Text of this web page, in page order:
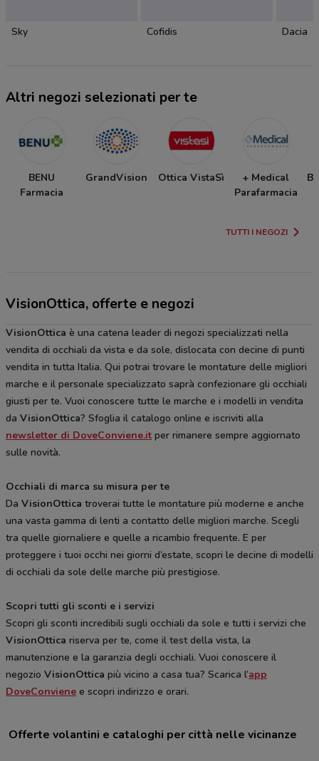
Sky Cofidis Dacia
Altri negozi selezionati per te
BENU
Farmacia
GrandVision Ottica VistaSì
+ Medical
Parafarmacia
TUTTI I NEGOZI
VisionOttica, offerte e negozi
VisionOttica è una catena leader di negozi specializzati nella
vendita di occhiali da vista e da sole, dislocata con decine di punti
vendita in tutta Italia. Qui potrai trovare le montature delle migliori
marche e il personale specializzato saprà confezionare gli occhiali
giusti per te. Vuoi conoscere tutte le marche e i modelli in vendita
da VisionOttica? Sfoglia il catalogo online e iscriviti alla
newsletter di DoveConviene.it per rimanere sempre aggiornato
sulle novità.
Occhiali di marca su misura per te
Da VisionOttica troverai tutte le montature più moderne e anche
una vasta gamma di lenti a contatto delle migliori marche. Scegli
tra quelle giornaliere e quelle a ricambio frequente. E per
proteggere i tuoi occhi nei giorni d’estate, scopri le decine di modelli
di occhiali da sole delle marche più prestigiose.
Scopri tutti gli sconti e i servizi
Scopri gli sconti incredibili sugli occhiali da sole e tutti i servizi che
VisionOttica riserva per te, come il test della vista, la
manutenzione e la garanzia degli occhiali. Vuoi conoscere il
negozio VisionOttica più vicino a casa tua? Scarica l’app
DoveConviene e scopri indirizzo e orari.
Offerte volantini e cataloghi per città nelle vicinanze